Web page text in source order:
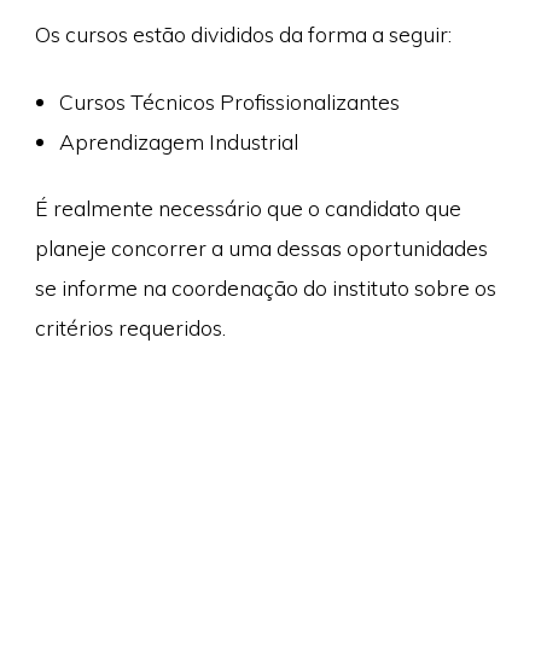
Os cursos estão divididos da forma a seguir:
Cursos Técnicos Profissionalizantes
Aprendizagem Industrial
É realmente necessário que o candidato que
planeje concorrer a uma dessas oportunidades
se informe na coordenação do instituto sobre os
critérios requeridos.